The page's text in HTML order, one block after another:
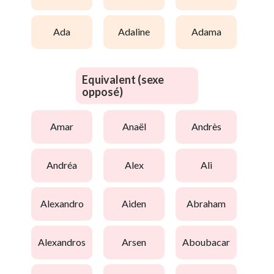
ada adaline adama
Equivalent (sexe
opposé)
amar anaël andrès
andréa alex ali
alexandro aiden abraham
alexandros arsen aboubacar